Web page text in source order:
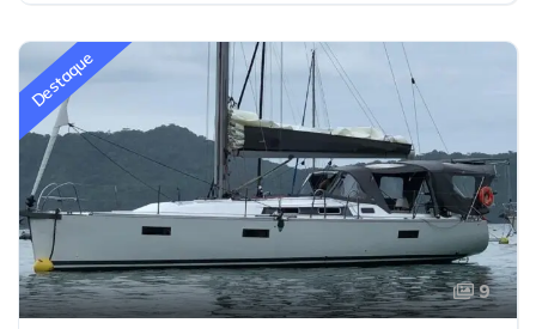
Destaque
9